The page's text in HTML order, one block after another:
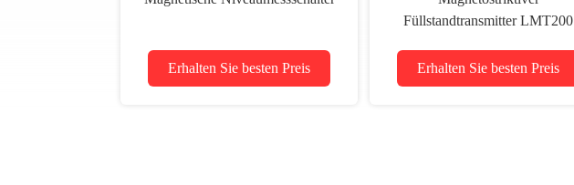
Erhalten Sie besten Preis
Füllstandtransmitter LMT200
Erhalten Sie besten Preis